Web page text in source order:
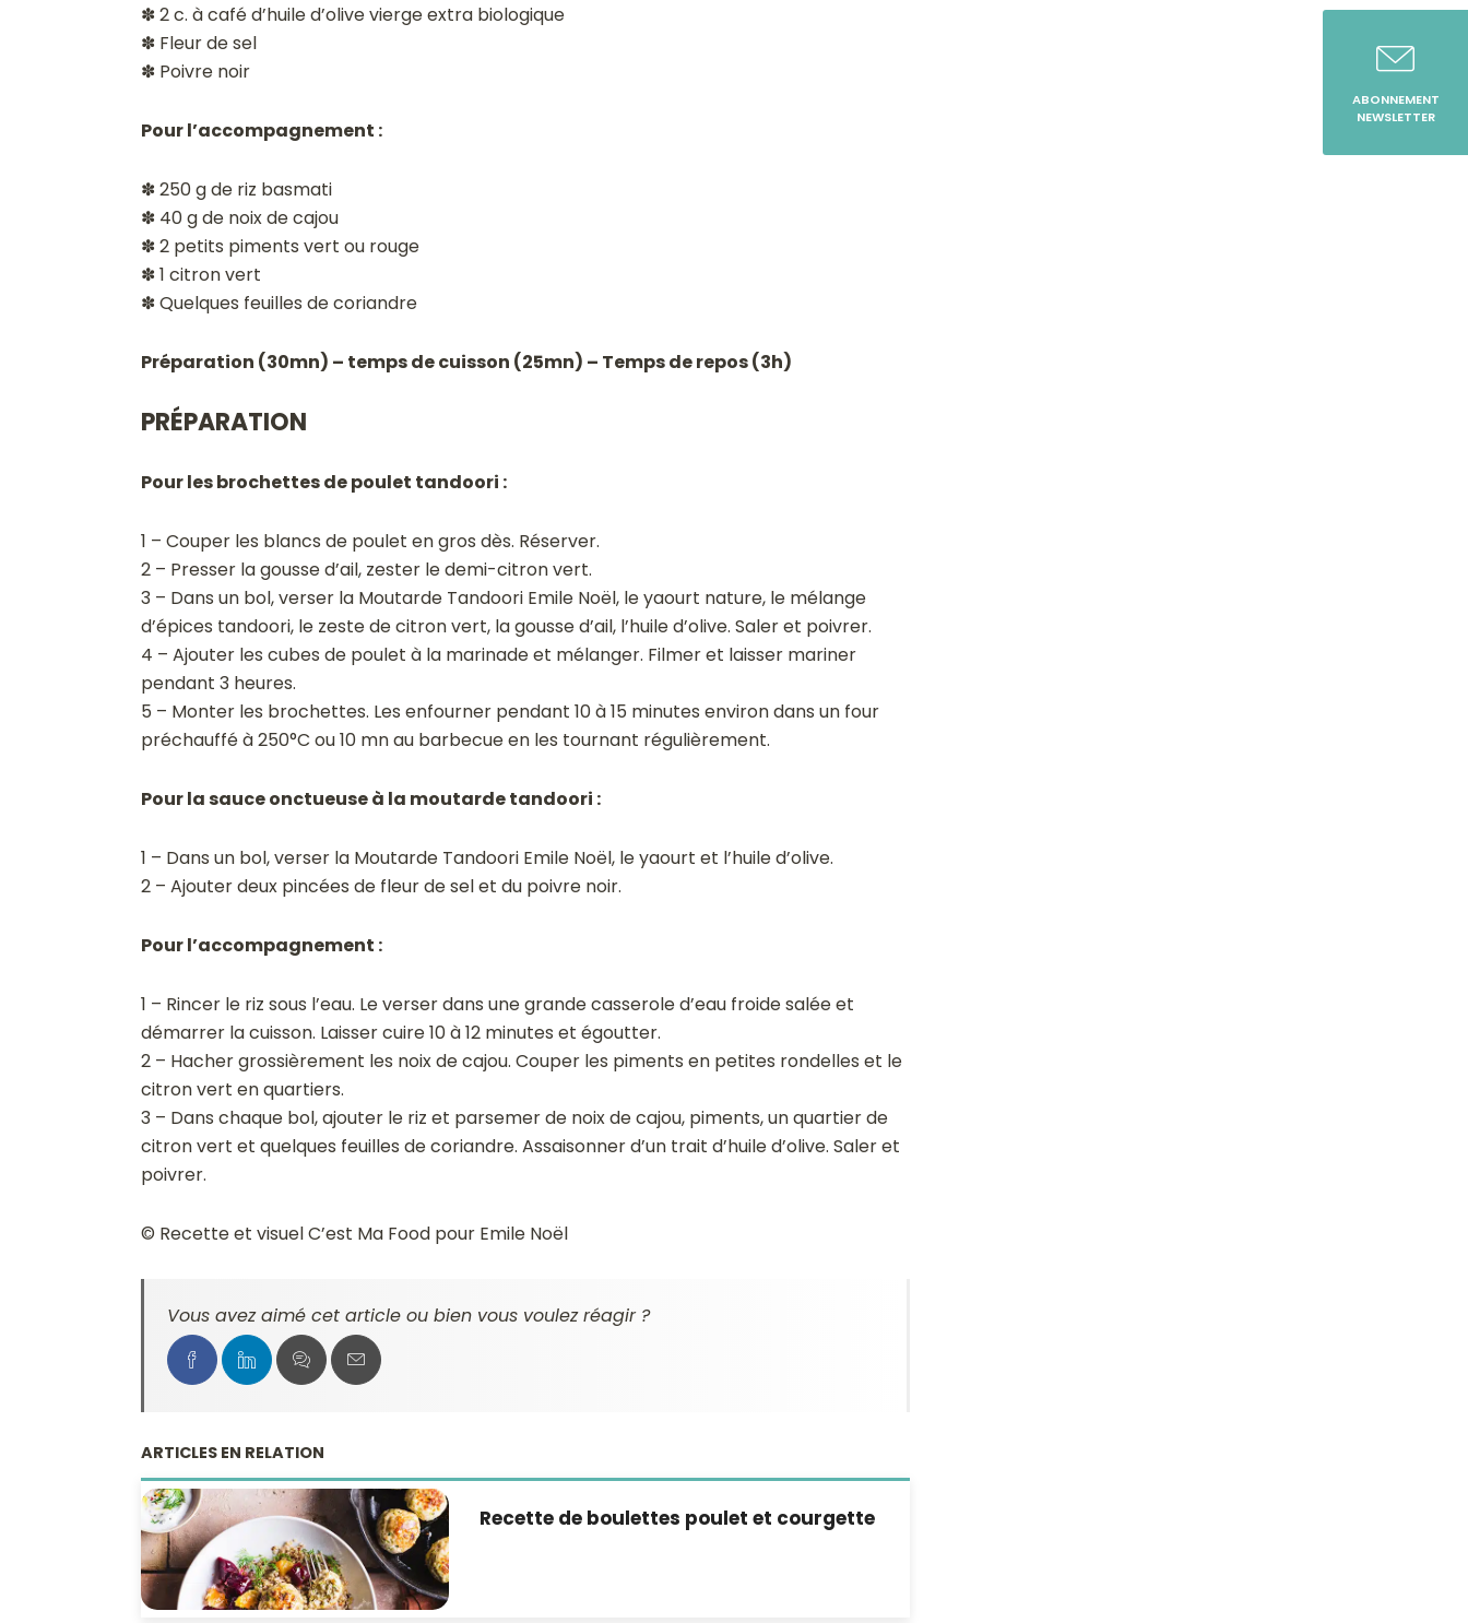
✽ 2 c. à café d’huile d’olive vierge extra biologique
✽ Fleur de sel
✽ Poivre noir
Pour l’accompagnement :
✽ 250 g de riz basmati
✽ 40 g de noix de cajou
✽ 2 petits piments vert ou rouge
✽ 1 citron vert
✽ Quelques feuilles de coriandre
Préparation (30mn) – temps de cuisson (25mn) – Temps de repos (3h)
PRÉPARATION
Pour les brochettes de poulet tandoori :
1 – Couper les blancs de poulet en gros dès. Réserver.
2 – Presser la gousse d’ail, zester le demi-citron vert.
3 – Dans un bol, verser la Moutarde Tandoori Emile Noël, le yaourt nature, le mélange
d’épices tandoori, le zeste de citron vert, la gousse d’ail, l’huile d’olive. Saler et poivrer.
4 – Ajouter les cubes de poulet à la marinade et mélanger. Filmer et laisser mariner
pendant 3 heures.
5 – Monter les brochettes. Les enfourner pendant 10 à 15 minutes environ dans un four
préchauffé à 250°C ou 10 mn au barbecue en les tournant régulièrement.
Pour la sauce onctueuse à la moutarde tandoori :
1 – Dans un bol, verser la Moutarde Tandoori Emile Noël, le yaourt et l’huile d’olive.
2 – Ajouter deux pincées de fleur de sel et du poivre noir.
Pour l’accompagnement :
1 – Rincer le riz sous l’eau. Le verser dans une grande casserole d’eau froide salée et
démarrer la cuisson. Laisser cuire 10 à 12 minutes et égoutter.
2 – Hacher grossièrement les noix de cajou. Couper les piments en petites rondelles et le
citron vert en quartiers.
3 – Dans chaque bol, ajouter le riz et parsemer de noix de cajou, piments, un quartier de
citron vert et quelques feuilles de coriandre. Assaisonner d’un trait d’huile d’olive. Saler et
poivrer.
© Recette et visuel C’est Ma Food pour Emile Noël
Vous avez aimé cet article ou bien vous voulez réagir ?
ARTICLES EN RELATION
Recette de boulettes poulet et courgette
ABONNEMENT
NEWSLETTER